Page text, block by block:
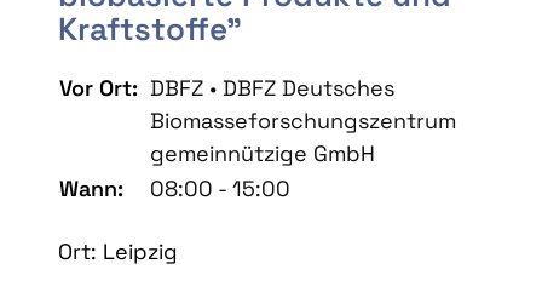
Kraftstoffe"
Vor Ort: DBFZ • DBFZ Deutsches
Biomasseforschungszentrum
gemeinnützige GmbH
Wann:
08:00 - 15:00
Ort: Leipzig